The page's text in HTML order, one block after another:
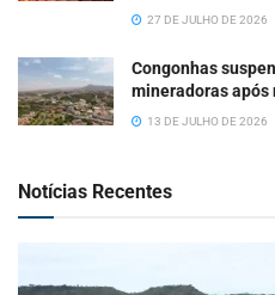
27 DE JULHO DE 2026
Congonhas
mineradoras após
13 DE JULHO DE 2026
Notícias Recentes